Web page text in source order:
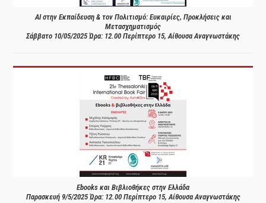
AI στην Εκπαίδευση & τον Πολιτισμό: Ευκαιρίες, Προκλήσεις και
Μετασχηματισμός
Σάββατο 10/05/2025 Ώρα: 12.00 Περίπτερο 15, Αίθουσα Αναγνωστάκης
Ebooks και Βιβλιοθήκες στην Ελλάδα
Παρασκευή 9/5/2025 Ώρα: 12.00 Περίπτερο 15, Αίθουσα Αναγνωστάκης